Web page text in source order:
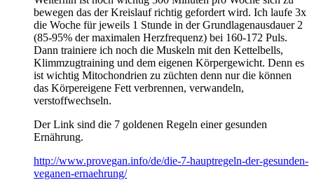
bewegen das der Kreislauf richtig gefordert wird. Ich laufe 3x
die Woche für jeweils 1 Stunde in der Grundlagenausdauer 2
(85-95% der maximalen Herzfrequenz) bei 160-172 Puls.
Dann trainiere ich noch die Muskeln mit den Kettelbells,
Klimmzugtraining und dem eigenen Körpergewicht. Denn es
ist wichtig Mitochondrien zu züchten denn nur die können
das Körpereigene Fett verbrennen, verwandeln,
verstoffwechseln.
Der Link sind die 7 goldenen Regeln einer gesunden
Ernährung.
http://www.provegan.info/de/die-7-hauptregeln-der-gesunden-
veganen-ernaehrung/